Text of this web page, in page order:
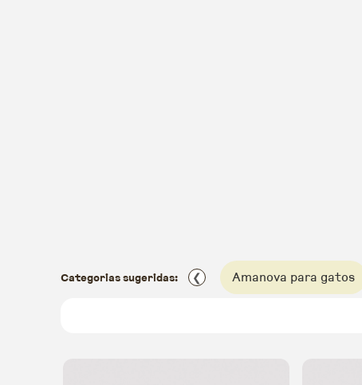
Categorias sugeridas: ❮ Amanova para gatos